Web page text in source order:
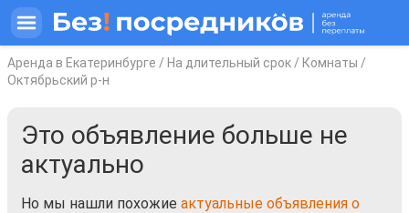
Аренда в Екатеринбурге / На длительный срок / Комнаты /
Октябрьский р-н
Это объявление больше не
актуально
Но мы нашли похожие актуальные объявления о